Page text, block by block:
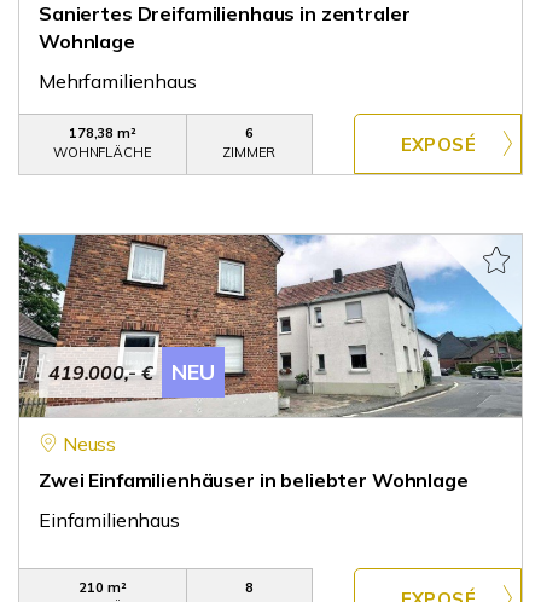
Saniertes Dreifamilienhaus in zentraler
Wohnlage
Mehrfamilienhaus
178,38 m²
WOHNFLÄCHE
6
ZIMMER
419.000,- € NEU
Neuss
Zwei Einfamilienhäuser in beliebter Wohnlage
Einfamilienhaus
210 m²
8